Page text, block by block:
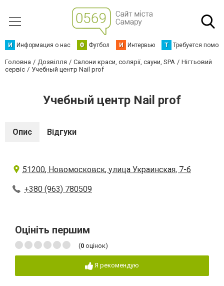
И Информация о нас Ф Футбол И Интервью Т Требуется
Головна Дозвілля Салони краси, солярії, сауни, SPA
Нігтьовий
сервіс
Учебный центр Nail prof
Учебный центр Nail prof
Опис Відгуки
51200, Новомосковск, улица Украинская, 7-б
+380 (963) 780509
Оцініть першим
(0 оцінок)
Я рекомендую